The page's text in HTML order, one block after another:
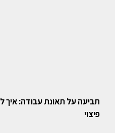
תביעה על תאונת עבודה: איך
פיצוי